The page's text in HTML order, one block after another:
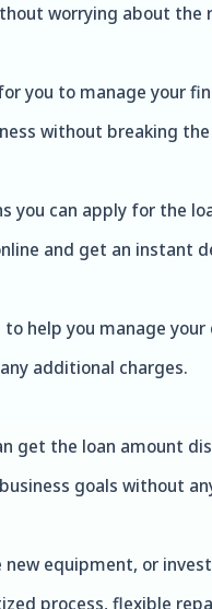
worrying about
you to manage your
without breaking the
you can apply for the
and get an instant
help you manage
additional charges.
get the loan amount
goals without
equipment, or
process, flexible